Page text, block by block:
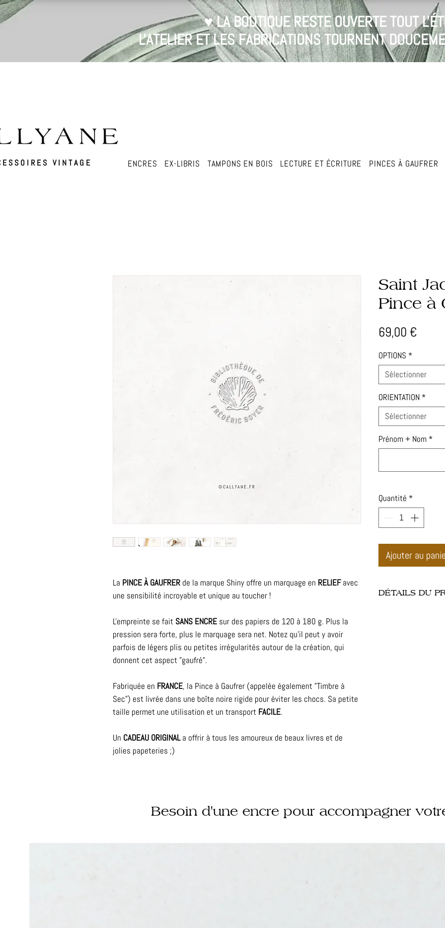
♥ LA BOUTIQUE RESTE OUVERTE TOUT
L'ATELIER ET LES FABRICATIONS TOURNENT
VINTAGE ENCRES EX-LIBRIS TAMPONS EN BOIS LECTURE ET ÉCRITURE PINCES À GAUFRER
La PINCE À GAUFRER de la marque Shiny offre un marquage en RELIEFavec
une sensibilité incroyable et unique au toucher !
L'empreinte se fait SANS ENCRE sur des papiers de 120 à 180 g. Plus la
pression sera forte, plus le marquage sera net. Notez qu'il peut y avoir
parfois de légers plis ou petites irrégularités autour de la création, qui
donnent cet aspect "gaufré".
Fabriquée en FRANCE, la Pince à Gaufrer (appelée également "Timbre à
Sec") est livrée dans une boîte noire rigide pour éviter les chocs. Sa petite
taille permet une utilisation et un transport FACILE.
Un CADEAU ORIGINALa offrir à tous les amoureux de beaux livres et de
jolies papeteries ;)
Saint
Pince à
69,00 €
OPTIONS *
Sélectionner
ORIENTATION *
Sélectionner
Prénom + Nom *
Quantité *
Ajouter au
DÉTAILS DU
Besoin d'une encre pour accompagner